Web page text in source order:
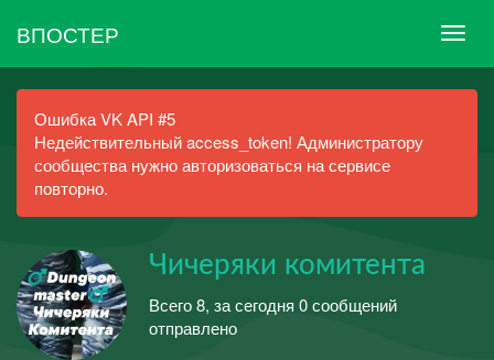
ВПОСТЕР
Ошибка VK API #5
Недействительный access_token! Администратору
сообщества нужно авторизоваться на сервисе
повторно.
Чичеряки комитента
Всего 8, за сегодня 0 сообщений
отправлено